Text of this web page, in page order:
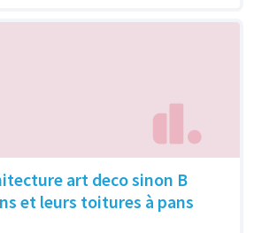
art deco sinon B
et leurs toitures à pans